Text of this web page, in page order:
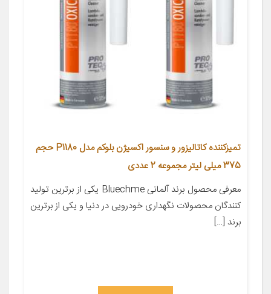
تمیزکننده کاتالیزور و سنسور اکسیژن بلوکم مدل P1180 حجم
375 میلی لیتر مجموعه 2 عددی
معرفی محصول برند آلمانی Bluechme یکی از برترین تولید
کنندگان محصولات نگهداری خودرویی در دنیا و یکی از برترین
برند […]